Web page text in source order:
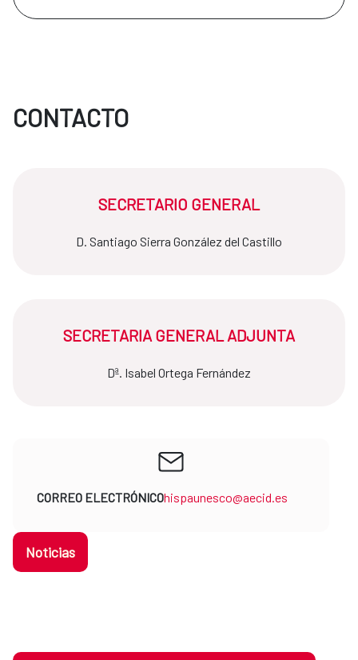
CONTACTO
SECRETARIO GENERAL
D. Santiago Sierra González del Castillo
SECRETARIA GENERAL ADJUNTA
Dª. Isabel Ortega Fernández
CORREO ELECTRÓNICOhispaunesco@aecid.es
Noticias